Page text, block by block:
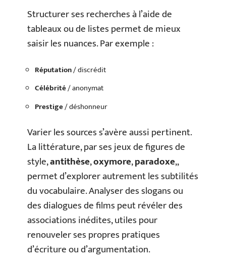
Structurer ses recherches à l’aide de
tableaux ou de listes permet de mieux
saisir les nuances. Par exemple :
Réputation/ discrédit
Célébrité/ anonymat
Prestige/ déshonneur
Varier les sources s’avère aussi pertinent.
La littérature, par ses jeux de figures de
style,antithèse,oxymore,paradoxe,,
permet d’explorer autrement les subtilités
du vocabulaire. Analyser des slogans ou
des dialogues de films peut révéler des
associations inédites, utiles pour
renouveler ses propres pratiques
d’écriture ou d’argumentation.